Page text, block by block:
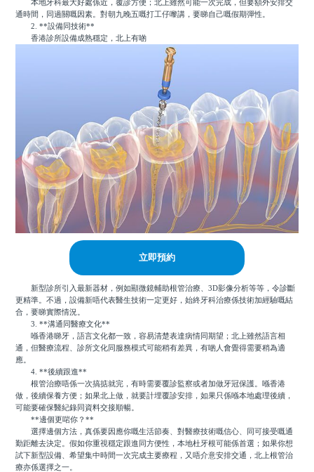
本地牙科最大好處係近，覆診方便；北上雖然可能一次完成，但要額外安排交
通時間，同過關嘅因素。對朝九晚五嘅打工仔嚟講，要睇自己嘅假期彈性。
2. **設備同技術**
香港診所設備成熟穩定，北上有啲
立即預約
新型診所引入最新器材，例如顯微鏡輔助根管治療、3D影像分析等等，令診斷
更精準。不過，設備新唔代表醫生技術一定更好，始終牙科治療係技術加經驗嘅結
合，要睇實際情況。
3. **溝通同醫療文化**
喺香港睇牙，語言文化都一致，容易清楚表達病情同期望；北上雖然語言相
通，但醫療流程、診所文化同服務模式可能稍有差異，有啲人會覺得需要稍為適
應。
4. **後續跟進**
根管治療唔係一次搞掂就完，有時需要覆診監察或者加做牙冠保護。喺香港
做，後續保養方便；如果北上做，就要計埋覆診安排，如果只係喺本地處理後續，
可能要確保醫紀錄同資料交接順暢。
**邊個更啱你？**
選擇邊個方法，真係要因應你嘅生活節奏、對醫療技術嘅信心、同可接受嘅通
勤距離去決定。假如你重視穩定跟進同方便性，本地杜牙根可能係首選；如果你想
試下新型設備、希望集中時間一次完成主要療程，又唔介意安排交通，北上根管治
療亦係選擇之一。